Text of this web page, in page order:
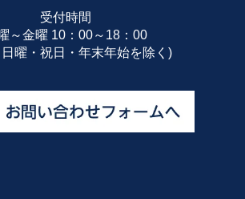
受付時間
～金曜 10：00～18：00
曜・祝日・年末年始を除く)